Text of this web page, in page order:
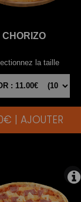
CHORIZO
la taille
|
| AJOUTER